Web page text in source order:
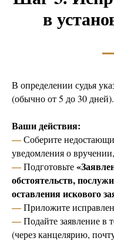
в
В определении судья
(обычно от 5 до 30 дней).
Ваши действия:
—Соберите
уведомления о
—Подготовьте
обстоятельств,
оставления искового
—Приложите
—Подайте заявление в
(через канцелярию,